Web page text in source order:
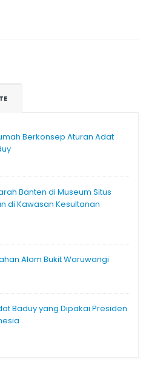
Berkonsep Aturan Adat
Banten di Museum Situs
di Kawasan Kesultanan
Alam Bukit Waruwangi
Baduy yang Dipakai Presiden